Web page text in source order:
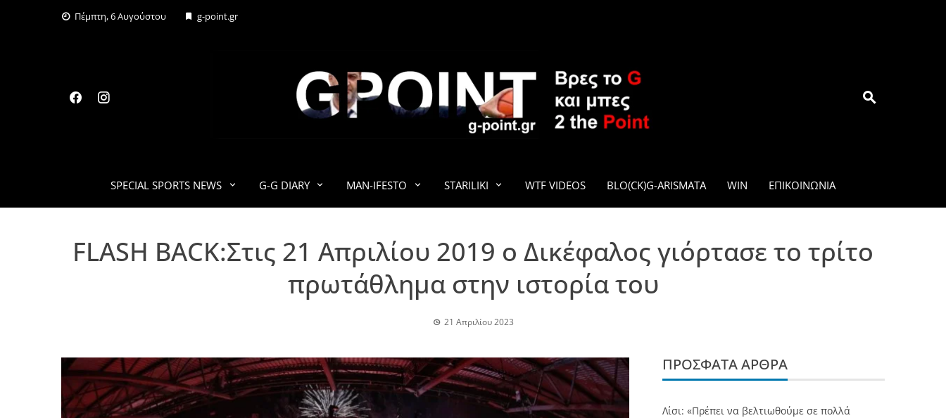
Πέμπτη, 6 Αυγούστου g-point.gr
G-POINT.GR
SPECIAL SPORTS NEWS G-G DIARY MAN-IFESTO STARILIKI WTF VIDEOS BLO(CK)G-ARISMATA WIN ΕΠΙΚΟΙΝΩΝΊΑ
FLASH BACK:Στις 21 Απριλίου 2019 ο Δικέφαλος γιόρτασε το τρίτο
πρωτάθλημα στην ιστορία του
21 Απριλίου 2023
ΠΡΌΣΦΑΤΑ ΆΡΘΡΑ
Λίσι: «Πρέπει να βελτιωθούμε σε πολλά